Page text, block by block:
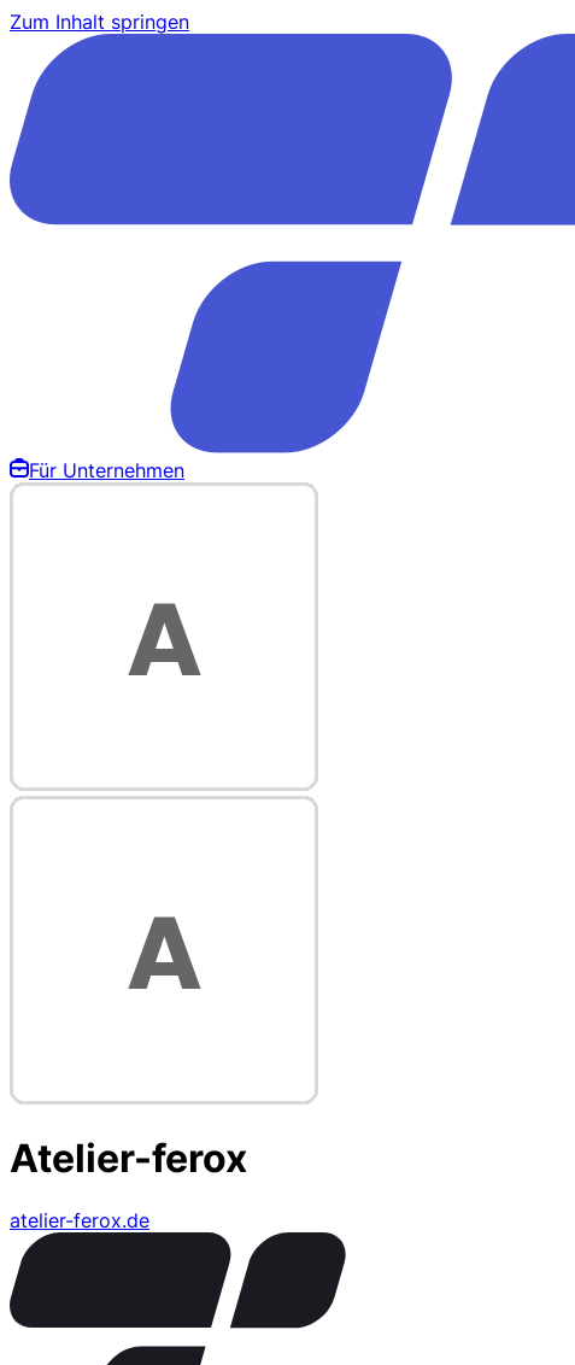
Zum Inhalt springen
Für Unternehmen
Atelier-ferox
atelier-ferox.de